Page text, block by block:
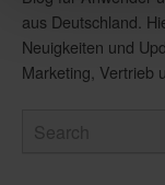
aus Deutschland.
Neuigkeiten und
Marketing, Vertrieb